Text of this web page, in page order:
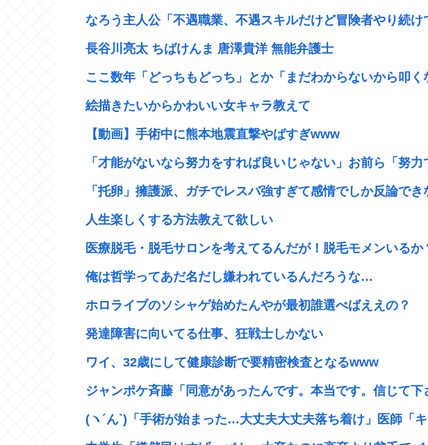
なろう主人公「不遇職業、不遇スキルだけど冒険者やり続け
長谷川亮太 ちばけんま 唐澤貴洋 無能弁護士
ここ数年「どっちもどっち」とか「まだわからないから叩く
絵描きたいからかわいい女キャラ教えて
【動画】手術中に熊本地震直撃やばすぎwww
「才能がないなら努力をすれば良いじゃない」お前ら「努力
「托卵」擁護派、ガチでレスバ強すぎて感情でしか反論でき
人生楽しくする方法教えて欲しい
医療脱毛・脱毛サロンを考えてるんだが！脱毛モメンいるか
俺は哲学ってあだ名だし嫌われているんだろうな…
ホロライブのソシャゲ始めたんやが最初誰選べばええの？
発達障害に向いてる仕事、狂戦士しかない
ワイ、32歳にして健康診断で要精密検査となるwww
ジャンポケ斉藤「同意があったんです。本当です。信じて下
(ヽ´ん`)「手術が始まった…大丈夫大丈夫落ち着け」医師「